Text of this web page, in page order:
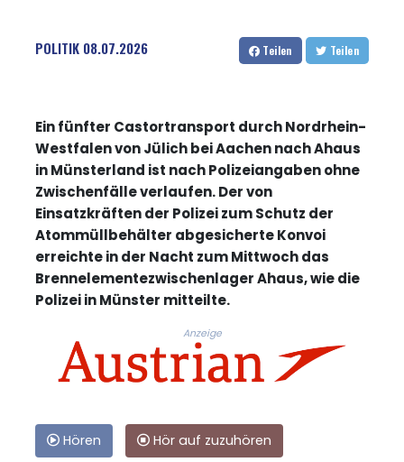
POLITIK 08.07.2026 Teilen Teilen
Ein fünfter Castortransport durch Nordrhein-
Westfalen von Jülich bei Aachen nach Ahaus
in Münsterland ist nach Polizeiangaben ohne
Zwischenfälle verlaufen. Der von
Einsatzkräften der Polizei zum Schutz der
Atommüllbehälter abgesicherte Konvoi
erreichte in der Nacht zum Mittwoch das
Brennelementezwischenlager Ahaus, wie die
Polizei in Münster mitteilte.
Anzeige
Hören
Hör auf zuzuhören